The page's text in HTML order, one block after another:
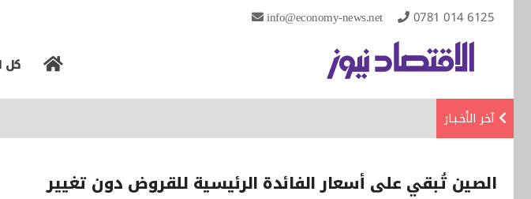
info@economy-news.net 0781 014 6125
كل
آخر الأخـبـار
الصين تُبقي على أسعار الفائدة الرئيسية للقروض دون تغيير